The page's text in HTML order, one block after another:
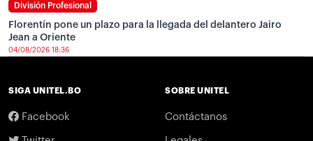
División Profesional
Florentín pone un plazo para la llegada del delantero Jairo
Jean a Oriente
04/08/2026 18:36
SIGA UNITEL.BO
Facebook
SOBRE UNITEL
Contáctanos